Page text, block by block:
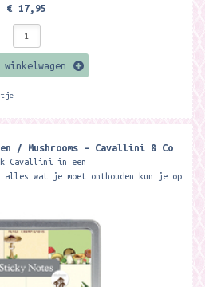
€ 17,95
/ Mushrooms - Cavallini & Co
Cavallini in een
alles wat je moet onthouden kun je op